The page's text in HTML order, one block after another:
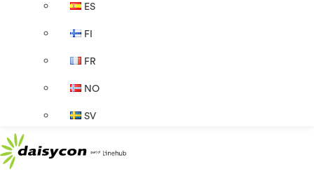
ES
FI
FR
NO
SV